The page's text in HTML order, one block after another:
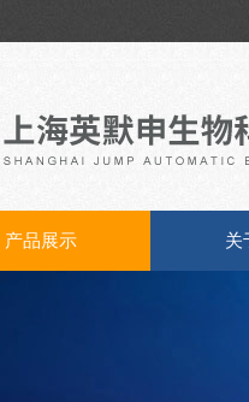
产品展示 关